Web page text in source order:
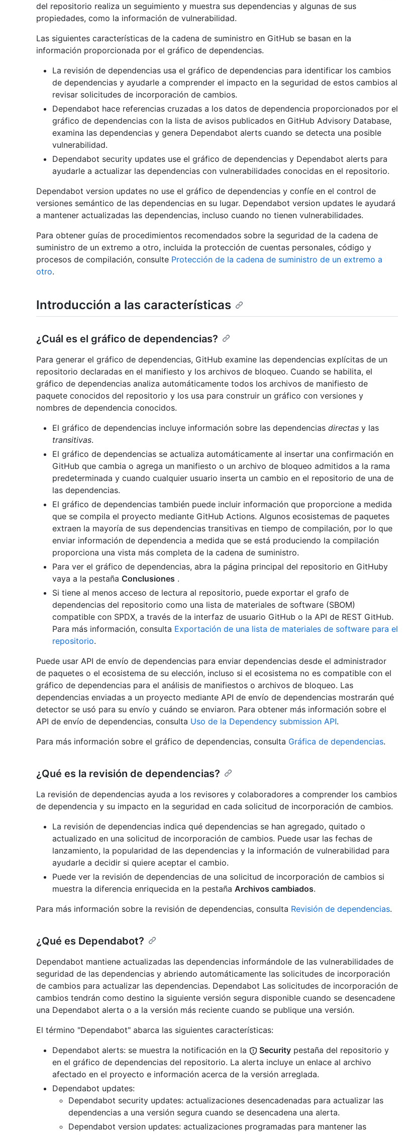
del repositorio realiza un seguimiento y muestra sus dependencias y algunas de sus
propiedades, como la información de vulnerabilidad.
Las siguientes características de la cadena de suministro en GitHub se basan en la
información proporcionada por el gráfico de dependencias.
La revisión de dependencias usa el gráfico de dependencias para identificar los cambios
de dependencias y ayudarle a comprender el impacto en la seguridad de estos cambios al
revisar solicitudes de incorporación de cambios.
Dependabot hace referencias cruzadas a los datos de dependencia proporcionados por el
gráfico de dependencias con la lista de avisos publicados en GitHub Advisory Database,
examina las dependencias y genera Dependabot alerts cuando se detecta una posible
vulnerabilidad.
Dependabot security updates use el gráfico de dependencias y Dependabot alerts para
ayudarle a actualizar las dependencias con vulnerabilidades conocidas en el repositorio.
Dependabot version updates no use el gráfico de dependencias y confíe en el control de
versiones semántico de las dependencias en su lugar. Dependabot version updates le ayudará
a mantener actualizadas las dependencias, incluso cuando no tienen vulnerabilidades.
Para obtener guías de procedimientos recomendados sobre la seguridad de la cadena de
suministro de un extremo a otro, incluida la protección de cuentas personales, código y
procesos de compilación, consulte Protección de la cadena de suministro de un extremo a
otro.
Introducción a las características
¿Cuál es el gráfico de dependencias?
Para generar el gráfico de dependencias, GitHub examine las dependencias explícitas de un
repositorio declaradas en el manifiesto y los archivos de bloqueo. Cuando se habilita, el
gráfico de dependencias analiza automáticamente todos los archivos de manifiesto de
paquete conocidos del repositorio y los usa para construir un gráfico con versiones y
nombres de dependencia conocidos.
El gráfico de dependencias incluye información sobre las dependencias directas y las
transitivas.
El gráfico de dependencias se actualiza automáticamente al insertar una confirmación en
GitHub que cambia o agrega un manifiesto o un archivo de bloqueo admitidos a la rama
predeterminada y cuando cualquier usuario inserta un cambio en el repositorio de una de
las dependencias.
El gráfico de dependencias también puede incluir información que proporcione a medida
que se compila el proyecto mediante GitHub Actions. Algunos ecosistemas de paquetes
extraen la mayoría de sus dependencias transitivas en tiempo de compilación, por lo que
enviar información de dependencia a medida que se está produciendo la compilación
proporciona una vista más completa de la cadena de suministro.
Para ver el gráfico de dependencias, abra la página principal del repositorio en GitHuby
vaya a la pestaña Conclusiones .
Si tiene al menos acceso de lectura al repositorio, puede exportar el grafo de
dependencias del repositorio como una lista de materiales de software (SBOM)
compatible con SPDX, a través de la interfaz de usuario GitHub o la API de REST GitHub.
Para más información, consulta Exportación de una lista de materiales de software para el
repositorio.
Puede usar API de envío de dependencias para enviar dependencias desde el administrador
de paquetes o el ecosistema de su elección, incluso si el ecosistema no es compatible con el
gráfico de dependencias para el análisis de manifiestos o archivos de bloqueo. Las
dependencias enviadas a un proyecto mediante API de envío de dependencias mostrarán qué
detector se usó para su envío y cuándo se enviaron. Para obtener más información sobre el
API de envío de dependencias, consulta Uso de la Dependency submission API.
Para más información sobre el gráfico de dependencias, consulta Gráfica de dependencias.
¿Qué es la revisión de dependencias?
La revisión de dependencias ayuda a los revisores y colaboradores a comprender los cambios
de dependencia y su impacto en la seguridad en cada solicitud de incorporación de cambios.
La revisión de dependencias indica qué dependencias se han agregado, quitado o
actualizado en una solicitud de incorporación de cambios. Puede usar las fechas de
lanzamiento, la popularidad de las dependencias y la información de vulnerabilidad para
ayudarle a decidir si quiere aceptar el cambio.
Puede ver la revisión de dependencias de una solicitud de incorporación de cambios si
muestra la diferencia enriquecida en la pestaña Archivos cambiados.
Para más información sobre la revisión de dependencias, consulta Revisión de dependencias.
¿Qué es Dependabot?
Dependabot mantiene actualizadas las dependencias informándole de las vulnerabilidades de
seguridad de las dependencias y abriendo automáticamente las solicitudes de incorporación
de cambios para actualizar las dependencias. Dependabot Las solicitudes de incorporación de
cambios tendrán como destino la siguiente versión segura disponible cuando se desencadene
una Dependabot alerta o a la versión más reciente cuando se publique una versión.
El término "Dependabot" abarca las siguientes características:
Dependabot alerts: se muestra la notificación en la
Security pestaña del repositorio y
en el gráfico de dependencias del repositorio. La alerta incluye un enlace al archivo
afectado en el proyecto e información acerca de la versión arreglada.
Dependabot updates:
Dependabot security updates: actualizaciones desencadenadas para actualizar las
dependencias a una versión segura cuando se desencadena una alerta.
Dependabot version updates: actualizaciones programadas para mantener las